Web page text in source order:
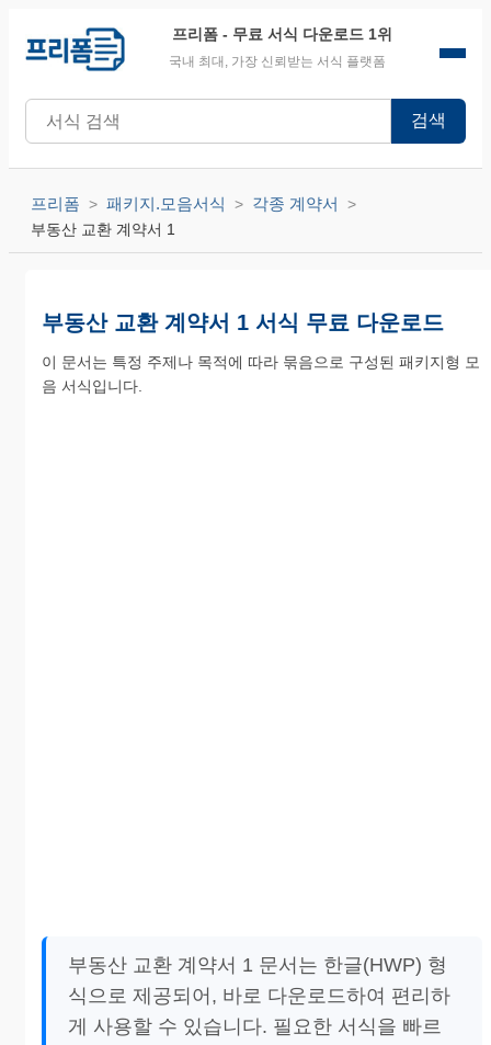
프리폼 - 무료 서식 다운로드 1위
국내 최대, 가장 신뢰받는 서식 플랫폼
검색
프리폼 패키지.모음서식 각종 계약서
부동산 교환 계약서 1
부동산 교환 계약서 1 서식 무료 다운로드
이 문서는 특정 주제나 목적에 따라 묶음으로 구성된 패키지형 모
음 서식입니다.
부동산 교환 계약서 1 문서는 한글(HWP) 형
식으로 제공되어, 바로 다운로드하여 편리하
게 사용할 수 있습니다. 필요한 서식을 빠르